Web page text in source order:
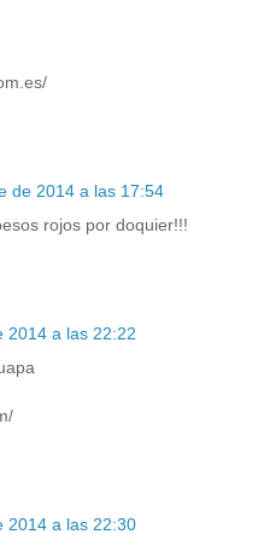
de 2014 a las 17:54
rojos por doquier!!!
2014 a las 22:22
2014 a las 22:30